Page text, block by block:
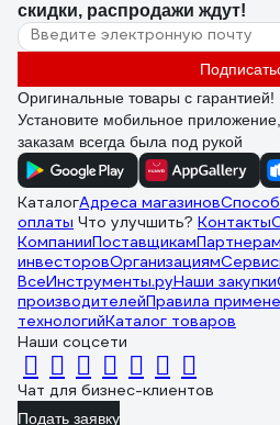
скидки, распродажи ждут!
Оригинальные товары с гарантией!
Установите мобильное
заказам всегда была под рукой
КаталогАдреса магазинов
оплаты Что улучшить? Контакты
КомпанииПоставщикамПартнерам
инвесторовОрганизациям
ВсеИнструменты.руНаши закупки
производителейПравила
технологийКаталог товаров
Наши соцсети
Чат для бизнес-клиентов
Подать заявку